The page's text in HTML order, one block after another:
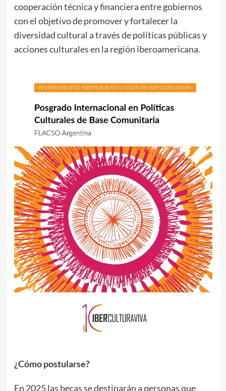
cooperación técnica y financiera entre gobiernos
con el objetivo de promover y fortalecer la
diversidad cultural a través de políticas públicas y
acciones culturales en la región iberoamericana.
¿Cómo postularse?
En 2025 las becas se destinarán a personas que